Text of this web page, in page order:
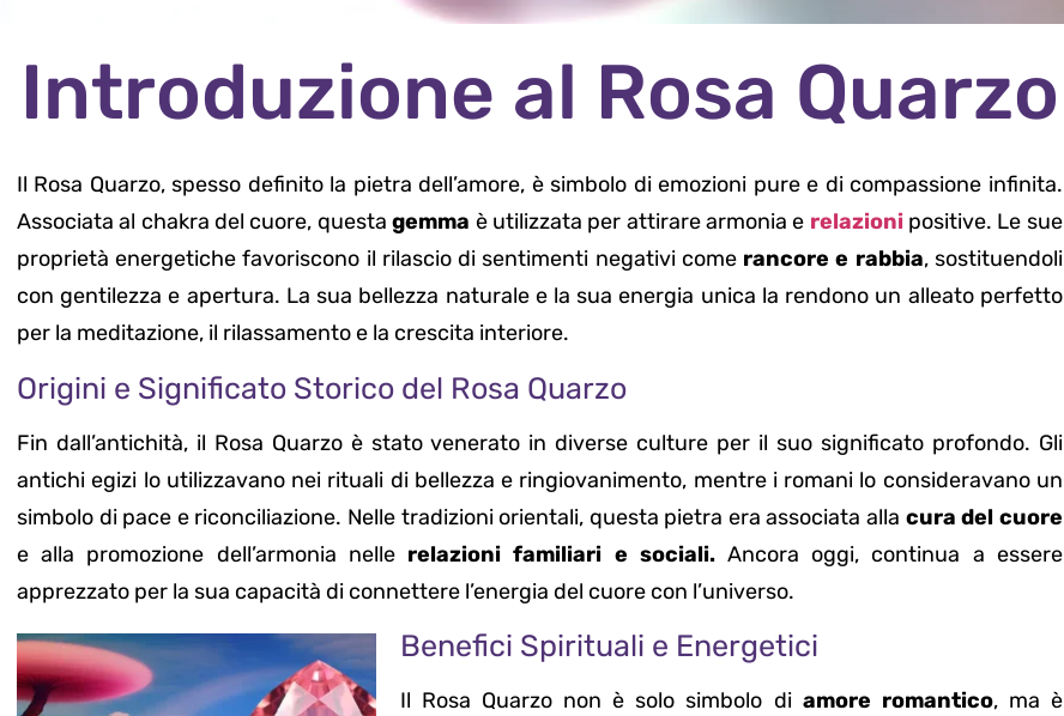
Introduzione al Rosa Quarzo
Il Rosa Quarzo, spesso definito la pietra dell’amore, è simbolo di emozioni pure e di compassione infinita.
Associata al chakra del cuore, questagemma è utilizzata per attirare armonia e relazioni positive. Le sue
proprietà energetiche favoriscono il rilascio di sentimenti negativi comerancore e rabbia, sostituendoli
con gentilezza e apertura. La sua bellezza naturale e la sua energia unica la rendono un alleato perfetto
per la meditazione, il rilassamento e la crescita interiore.
Origini e Significato Storico del Rosa Quarzo
Fin dall’antichità, il Rosa Quarzo è stato venerato in diverse culture per il suo significato profondo. Gli
antichi egizi lo utilizzavano nei rituali di bellezza e ringiovanimento, mentre i romani lo consideravano un
simbolo di pace e riconciliazione. Nelle tradizioni orientali, questa pietra era associata alla cura del cuore
e alla promozione dell’armonia nelle relazioni familiari e sociali. Ancora oggi, continua a essere
apprezzato per la sua capacità di connettere l’energia del cuore con l’universo.
Benefici Spirituali e Energetici
Il Rosa Quarzo non è solo simbolo di amore romantico, ma è